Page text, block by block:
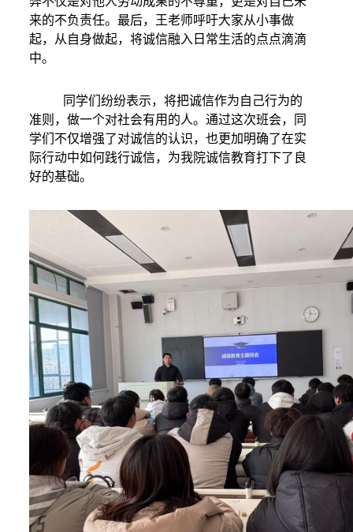
来的不负责任。 最后，王老师呼吁大家从小事做
起，从自身做起，将诚信融入日常生活的点点滴滴
中。
同学们纷纷表示，将把诚信作为自己行为的
准则，做一个对社会有用的人。通过这次班会，同
学们不仅增强了对诚信的认识，也更加明确了在实
际行动中如何践行诚信， 为我院诚信教育打下了良
好的基础。